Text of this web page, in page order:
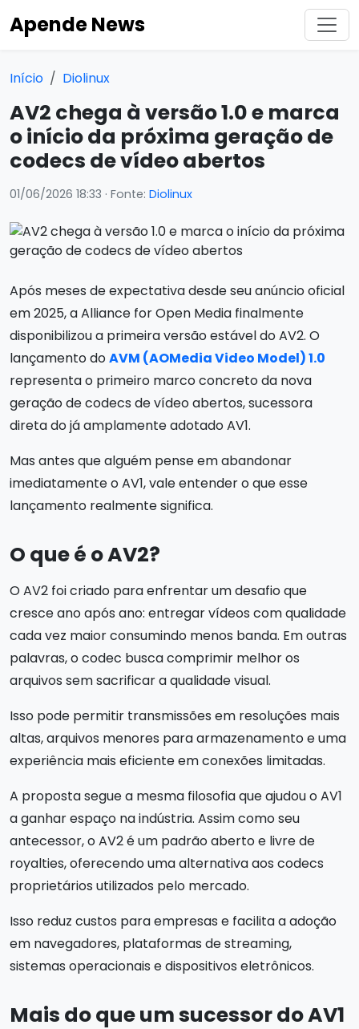
Apende News
Início Diolinux
AV2 chega à versão 1.0 e marca
o início da próxima geração de
codecs de vídeo abertos
01/06/2026 18:33 · Fonte: Diolinux
Após meses de expectativa desde seu anúncio oficial
em 2025, a Alliance for Open Media finalmente
disponibilizou a primeira versão estável do AV2. O
lançamento doAVM (AOMedia Video Model) 1.0
representa o primeiro marco concreto da nova
geração de codecs de vídeo abertos, sucessora
direta do já amplamente adotado AV1.
Mas antes que alguém pense em abandonar
imediatamente o AV1, vale entender o que esse
lançamento realmente significa.
O que é o AV2?
O AV2 foi criado para enfrentar um desafio que
cresce ano após ano: entregar vídeos com qualidade
cada vez maior consumindo menos banda. Em outras
palavras, o codec busca comprimir melhor os
arquivos sem sacrificar a qualidade visual.
Isso pode permitir transmissões em resoluções mais
altas, arquivos menores para armazenamento e uma
experiência mais eficiente em conexões limitadas.
A proposta segue a mesma filosofia que ajudou o AV1
a ganhar espaço na indústria. Assim como seu
antecessor, o AV2 é um padrão aberto e livre de
royalties, oferecendo uma alternativa aos codecs
proprietários utilizados pelo mercado.
Isso reduz custos para empresas e facilita a adoção
em navegadores, plataformas de streaming,
sistemas operacionais e dispositivos eletrônicos.
Mais do que um sucessor do AV1